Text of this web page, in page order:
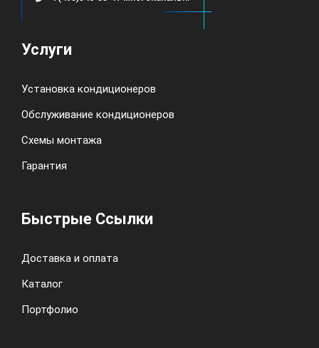
Услуги
Установка кондиционеров
Обслуживание кондиционеров
Схемы монтажа
Гарантия
Быстрые Ссылки
Доставка и оплата
Каталог
Портфолио